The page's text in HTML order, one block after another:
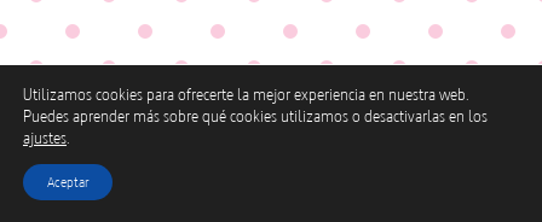
Utilizamos cookies para ofrecerte la mejor experiencia en nuestra web.
Puedes aprender más sobre qué cookies utilizamos o desactivarlas en los
ajustes
Aceptar